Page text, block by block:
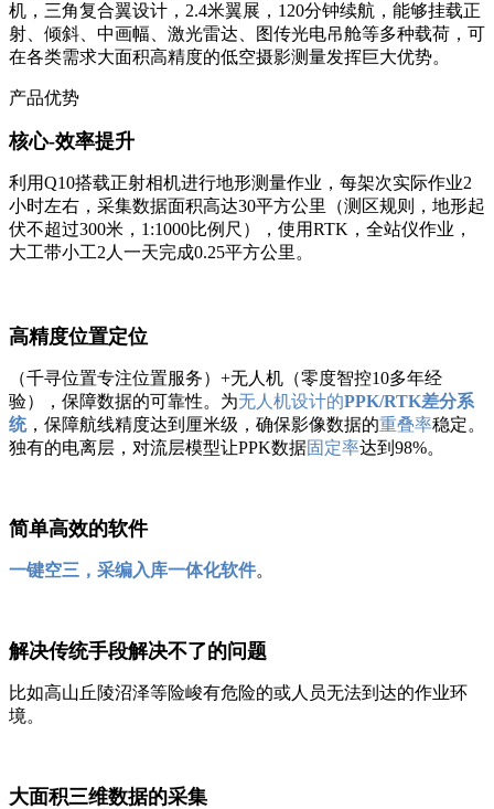
机，三角复合翼设计，2.4米翼展，120分钟续航，能够挂载正
射、倾斜、中画幅、激光雷达、图传光电吊舱等多种载荷，可
在各类需求大面积高精度的低空摄影测量发挥巨大优势。
产品优势
核心-效率提升
利用Q10搭载正射相机进行地形测量作业，每架次实际作业2
小时左右，采集数据面积高达30平方公里（测区规则，地形起
伏不超过300米，1:1000比例尺），使用RTK，全站仪作业，
大工带小工2人一天完成0.25平方公里。
高精度位置定位
（千寻位置专注位置服务）+无人机（零度智控10多年经
验），保障数据的可靠性。为无人机设计的PPK/RTK差分系
统，保障航线精度达到厘米级，确保影像数据的重叠率稳定。
独有的电离层，对流层模型让PPK数据固定率达到98%。
简单高效的软件
一键空三，采编入库一体化软件。
解决传统手段解决不了的问题
比如高山丘陵沼泽等险峻有危险的或人员无法到达的作业环
境。
大面积三维数据的采集